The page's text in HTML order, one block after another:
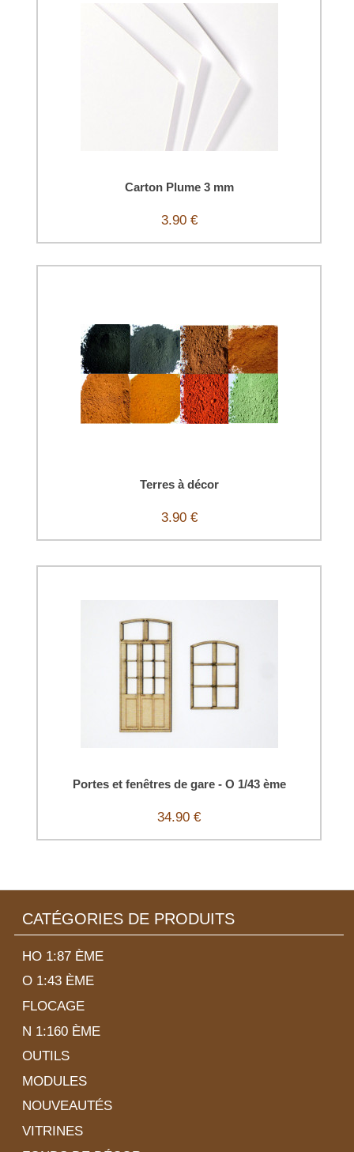
Carton Plume 3 mm
3.90 €
Terres à décor
3.90 €
Portes et fenêtres de gare - O 1/43 ème
34.90 €
CATÉGORIES DE PRODUITS
HO 1:87 ÈME
O 1:43 ÈME
FLOCAGE
N 1:160 ÈME
OUTILS
MODULES
NOUVEAUTÉS
VITRINES